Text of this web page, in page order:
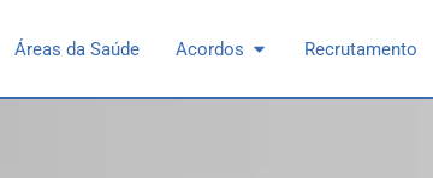
Especialidades
Áreas da Saúde Acordos Open Acordos
Recrutamento